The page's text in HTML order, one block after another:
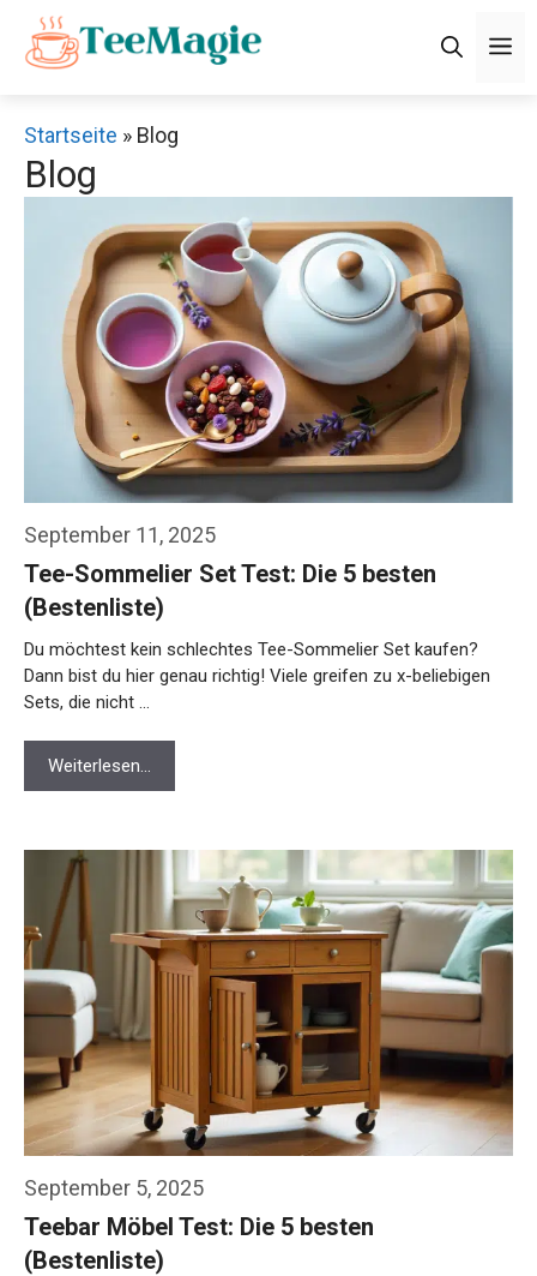
Zum
Inhalt
Startseite » Blog
Blog
September 11, 2025
Tee-Sommelier Set Test: Die 5 besten
(Bestenliste)
Du möchtest kein schlechtes Tee-Sommelier Set kaufen?
Dann bist du hier genau richtig! Viele greifen zu x-beliebigen
Sets, die nicht …
Weiterlesen…
September 5, 2025
Teebar Möbel Test: Die 5 besten
(Bestenliste)